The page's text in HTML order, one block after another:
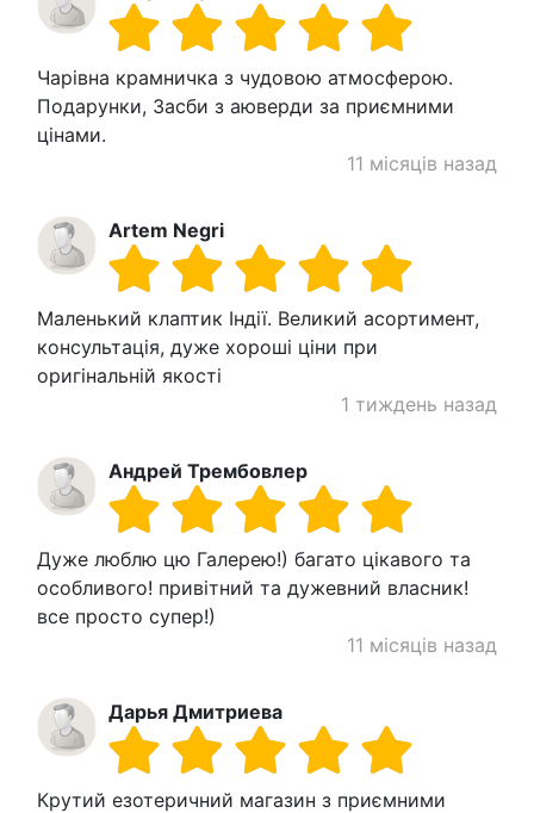
Чарівна крамничка з чудовою атмосферою.
Подарунки, Засби з аюверди за приємними
цінами.
11 місяців назад
Artem Negri
Маленький клаптик Індії. Великий асортимент,
консультація, дуже хороші ціни при
оригінальній якості
1 тиждень назад
Андрей Трембовлер
Дуже люблю цю Галерею!) багато цікавого та
особливого! привітний та дужевний власник!
все просто супер!)
11 місяців назад
Дарья Дмитриева
Крутий езотеричний магазин з приємними